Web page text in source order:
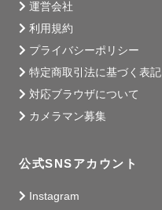
運営会社
利用規約
プライバシーポリシー
特定商取引法に基づく表記
対応ブラウザについて
カメラマン募集
公式SNSアカウント
Instagram